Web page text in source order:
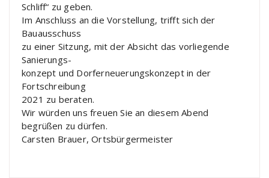
Schliff“ zu geben.
Im Anschluss an die Vorstellung, trifft sich der
Bauausschuss
zu einer Sitzung, mit der Absicht das vorliegende
Sanierungs-
konzept und Dorferneuerungskonzept in der
Fortschreibung
2021 zu beraten.
Wir würden uns freuen Sie an diesem Abend
begrüßen zu dürfen.
Carsten Brauer, Ortsbürgermeister